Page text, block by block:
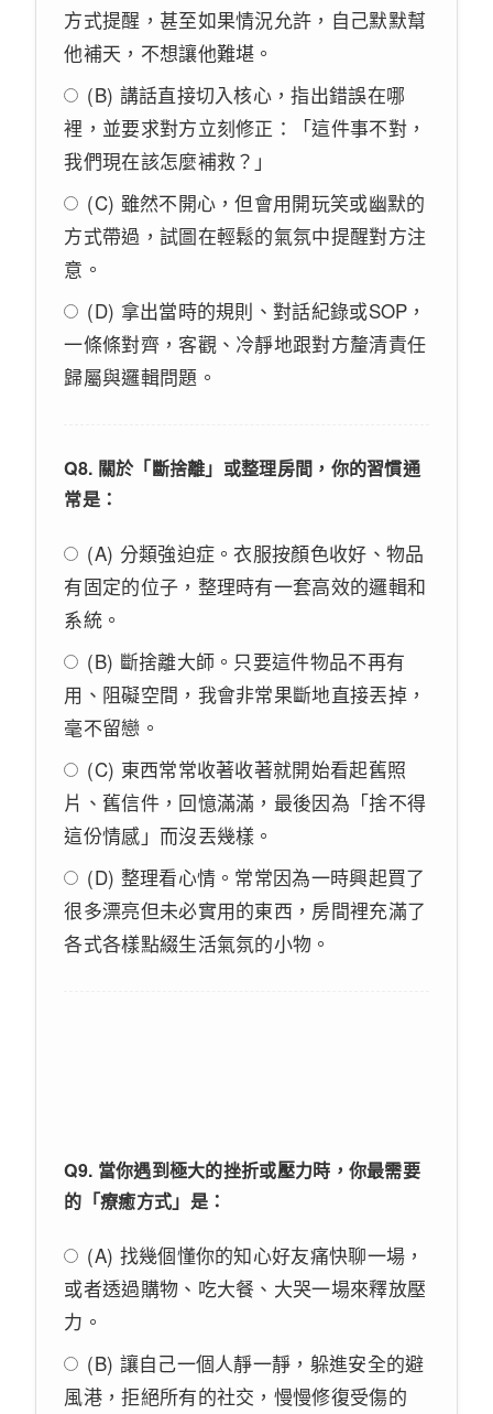
方式提醒，甚至如果情況允許，自己默默幫
他補天，不想讓他難堪。
(B) 講話直接切入核心，指出錯誤在哪
裡，並要求對方立刻修正：「這件事不對，
我們現在該怎麼補救？」
(C) 雖然不開心，但會用開玩笑或幽默的
方式帶過，試圖在輕鬆的氣氛中提醒對方注
意。
(D) 拿出當時的規則、對話紀錄或SOP，
一條條對齊，客觀、冷靜地跟對方釐清責任
歸屬與邏輯問題。
Q8. 關於「斷捨離」或整理房間，你的習慣通
常是：
(A) 分類強迫症。衣服按顏色收好、物品
有固定的位子，整理時有一套高效的邏輯和
系統。
(B) 斷捨離大師。只要這件物品不再有
用、阻礙空間，我會非常果斷地直接丟掉，
毫不留戀。
(C) 東西常常收著收著就開始看起舊照
片、舊信件，回憶滿滿，最後因為「捨不得
這份情感」而沒丟幾樣。
(D) 整理看心情。常常因為一時興起買了
很多漂亮但未必實用的東西，房間裡充滿了
各式各樣點綴生活氣氛的小物。
Q9. 當你遇到極大的挫折或壓力時，你最需要
的「療癒方式」是：
(A) 找幾個懂你的知心好友痛快聊一場，
或者透過購物、吃大餐、大哭一場來釋放壓
力。
(B) 讓自己一個人靜一靜，躲進安全的避
風港，拒絕所有的社交，慢慢修復受傷的